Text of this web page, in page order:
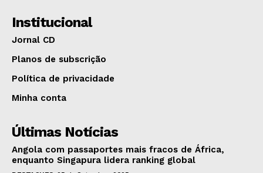
Institucional
Jornal CD
Planos de subscrição
Política de privacidade
Minha conta
Últimas Notícias
Angola com passaportes mais fracos de África,
enquanto Singapura lidera ranking global